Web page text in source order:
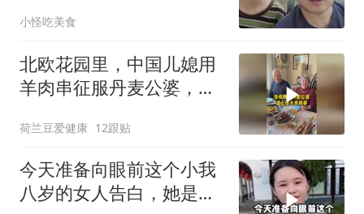
小怪吃美食
北欧花园里，中国儿媳用
羊肉串征服丹麦公婆，扔
荷兰豆爱健康 12跟贴
今天准备向眼前这个小我
八岁的女人告白，她是我